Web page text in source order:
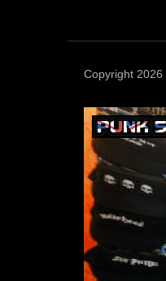
Copyright 2026